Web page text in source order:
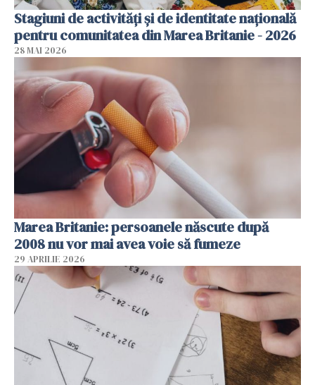
Stagiuni de activități și de identitate națională
pentru comunitatea din Marea Britanie - 2026
28 MAI 2026
Marea Britanie: persoanele născute după
2008 nu vor mai avea voie să fumeze
29 APRILIE 2026